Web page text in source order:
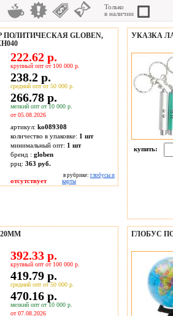
Только
в наличии
GLOBEN,
222.62 р.
крупный опт от 100 000 р.
238.2 р.
средний опт от 50 000 р.
266.78 р.
мелкий опт от 10 000 р.
от 05.08.2026
артикул: ko089308
количество в упаковке: 1 шт
минимальный опт: 1 шт
бренд : globen
ррц: 363 руб.
отсутствует
в рубрике: глобусы и
карты
УКАЗКА
купить:
392.33 р.
крупный опт от 100 000 р.
419.79 р.
средний опт от 50 000 р.
470.16 р.
мелкий опт от 10 000 р.
от 07.08.2026
ГЛОБУС